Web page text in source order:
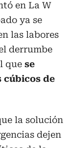
en La W
ya se
las labores
derrumbe
que se
cúbicos de
la solución
dejen